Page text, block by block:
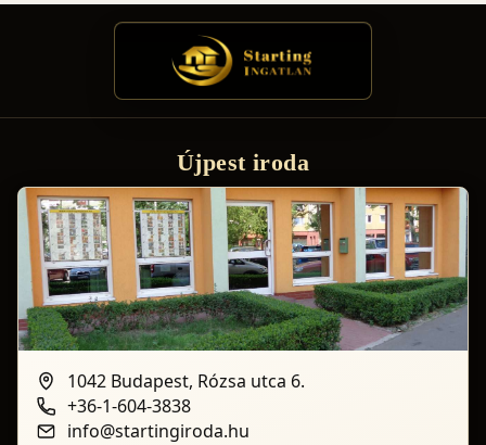
Újpest iroda
1042 Budapest, Rózsa utca 6.
+36-1-604-3838
info@startingiroda.hu